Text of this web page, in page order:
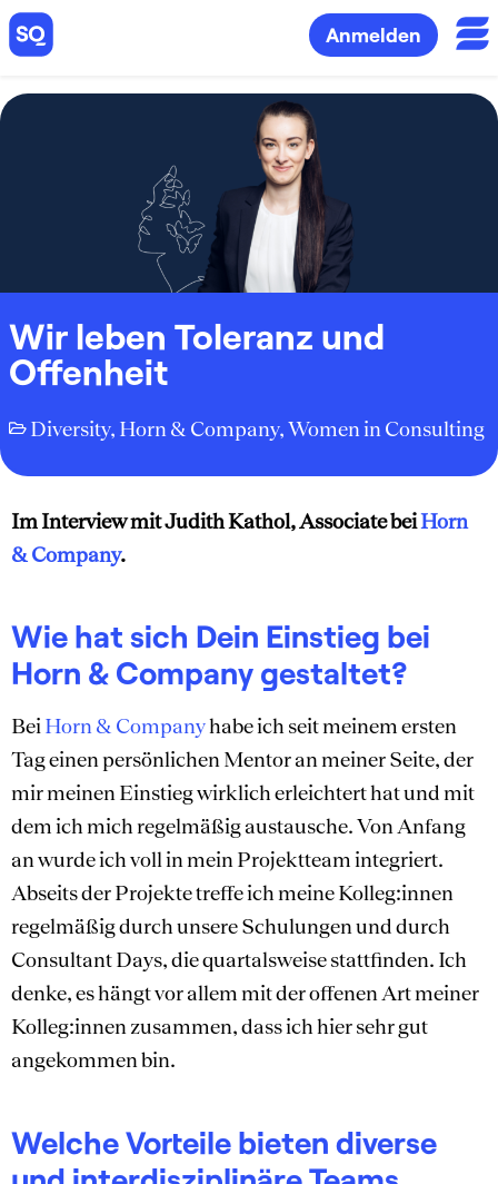
Anmelden
Wir leben Toleranz und
Offenheit
Diversity, Horn & Company,Women in Consulting
Im Interview mitJudith Kathol, Associate beiHorn
& Company.
Wie hat sich Dein Einstieg bei
Horn & Company gestaltet?
BeiHorn & Companyhabe ich seit meinem ersten
Tag einen persönlichen Mentor an meiner Seite, der
mir meinen Einstieg wirklich erleichtert hat und mit
dem ich mich regelmäßig austausche. Von Anfang
an wurde ich voll in mein Projektteam integriert.
Abseits der Projekte treffe ich meine Kolleg:innen
regelmäßig durch unsere Schulungen und durch
Consultant Days, die quartalsweise stattfinden. Ich
denke, es hängt vor allem mit der offenen Art meiner
Kolleg:innen zusammen, dass ich hier sehr gut
angekommen bin.
Welche Vorteile bieten diverse